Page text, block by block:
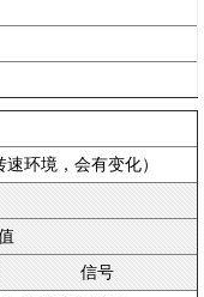
环境，会有变化）
信号